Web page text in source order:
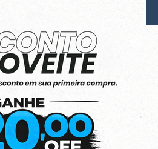
Crédito